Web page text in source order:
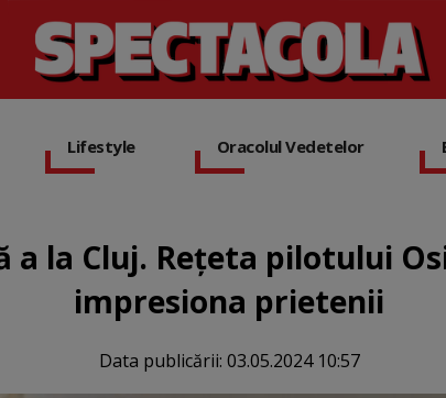
Lifestyle Oracolul Vedetelor
a la Cluj. Rețeta pilotului
impresiona prietenii
Data publicării: 03.05.2024 10:57